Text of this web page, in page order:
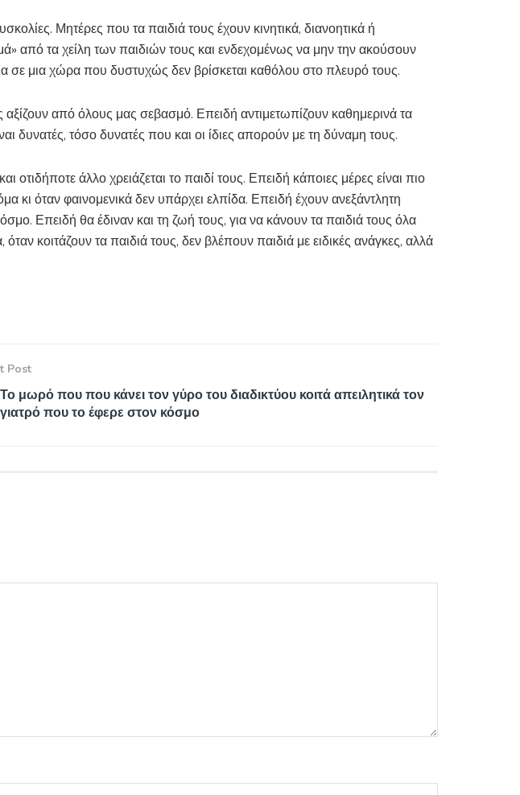
Μητέρες που τα παιδιά τους έχουν κινητικά, διανοητικά ή
από τα χείλη των παιδιών τους και ενδεχομένως να μην την ακούσουν
σε μια χώρα που δυστυχώς δεν βρίσκεται καθόλου στο πλευρό τους.
από όλους μας σεβασμό. Επειδή αντιμετωπίζουν καθημερινά τα
δυνατές, τόσο δυνατές που και οι ίδιες απορούν με τη δύναμη τους.
οτιδήποτε άλλο χρειάζεται το παιδί τους. Επειδή κάποιες μέρες είναι πιο
όταν φαινομενικά δεν υπάρχει ελπίδα. Επειδή έχουν ανεξάντλητη
Επειδή θα έδιναν και τη ζωή τους, για να κάνουν τα παιδιά τους όλα
κοιτάζουν τα παιδιά τους, δεν βλέπουν παιδιά με ειδικές ανάγκες, αλλά
Post
Το μωρό που που κάνει τον γύρο του διαδικτύου κοιτά απειλητικά τον
γιατρό που το έφερε στον κόσμο